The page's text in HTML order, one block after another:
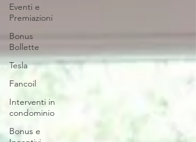
Eventi e
Premiazioni
Bonus
Bollette
Tesla
Fancoil
Interventi in
condominio
Bonus e